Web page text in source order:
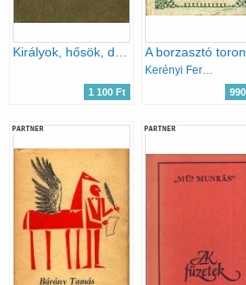
1 100 Ft
Kerényi Ferenc
PARTNER PARTNER